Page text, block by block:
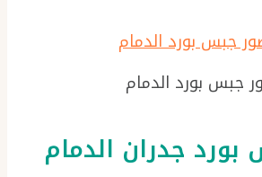
جبس بورد الدمام
جدران الدمام